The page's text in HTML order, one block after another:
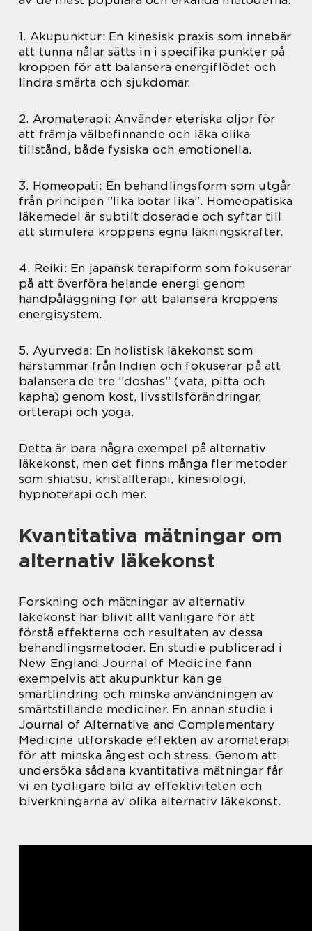
1. Akupunktur: En kinesisk praxis som innebär
att tunna nålar sätts in i specifika punkter på
kroppen för att balansera energiflödet och
lindra smärta och sjukdomar.
2. Aromaterapi: Använder eteriska oljor för
att främja välbefinnande och läka olika
tillstånd, både fysiska och emotionella.
3. Homeopati: En behandlingsform som utgår
från principen ”lika botar lika”. Homeopatiska
läkemedel är subtilt doserade och syftar till
att stimulera kroppens egna läkningskrafter.
4. Reiki: En japansk terapiform som fokuserar
på att överföra helande energi genom
handpåläggning för att balansera kroppens
energisystem.
5. Ayurveda: En holistisk läkekonst som
härstammar från Indien och fokuserar på att
balansera de tre ”doshas” (vata, pitta och
kapha) genom kost, livsstilsförändringar,
örtterapi och yoga.
Detta är bara några exempel på alternativ
läkekonst, men det finns många fler metoder
som shiatsu, kristallterapi, kinesiologi,
hypnoterapi och mer.
Kvantitativa mätningar om
alternativ läkekonst
Forskning och mätningar av alternativ
läkekonst har blivit allt vanligare för att
förstå effekterna och resultaten av dessa
behandlingsmetoder. En studie publicerad i
New England Journal of Medicine fann
exempelvis att akupunktur kan ge
smärtlindring och minska användningen av
smärtstillande mediciner. En annan studie i
Journal of Alternative and Complementary
Medicine utforskade effekten av aromaterapi
för att minska ångest och stress. Genom att
undersöka sådana kvantitativa mätningar får
vi en tydligare bild av effektiviteten och
biverkningarna av olika alternativ läkekonst.